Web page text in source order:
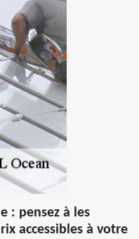
: pensez à les
accessibles à votre